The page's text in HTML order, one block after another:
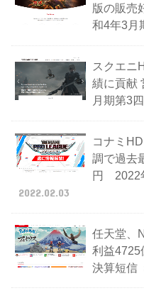
版の販売
和4年3月
スクエニ
績に貢献
月期第3
コナミ
調で過去
円 2022
2022.02.03
任天堂、
利益
決算短信